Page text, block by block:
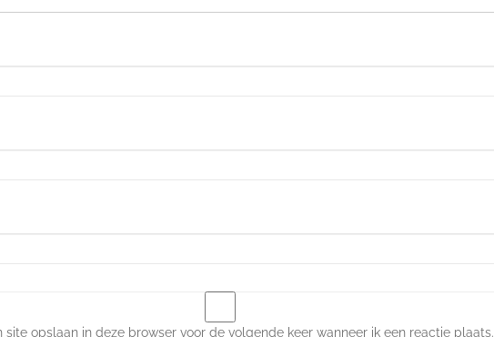
site opslaan in deze browser voor de volgende keer wanneer ik een reactie plaats.